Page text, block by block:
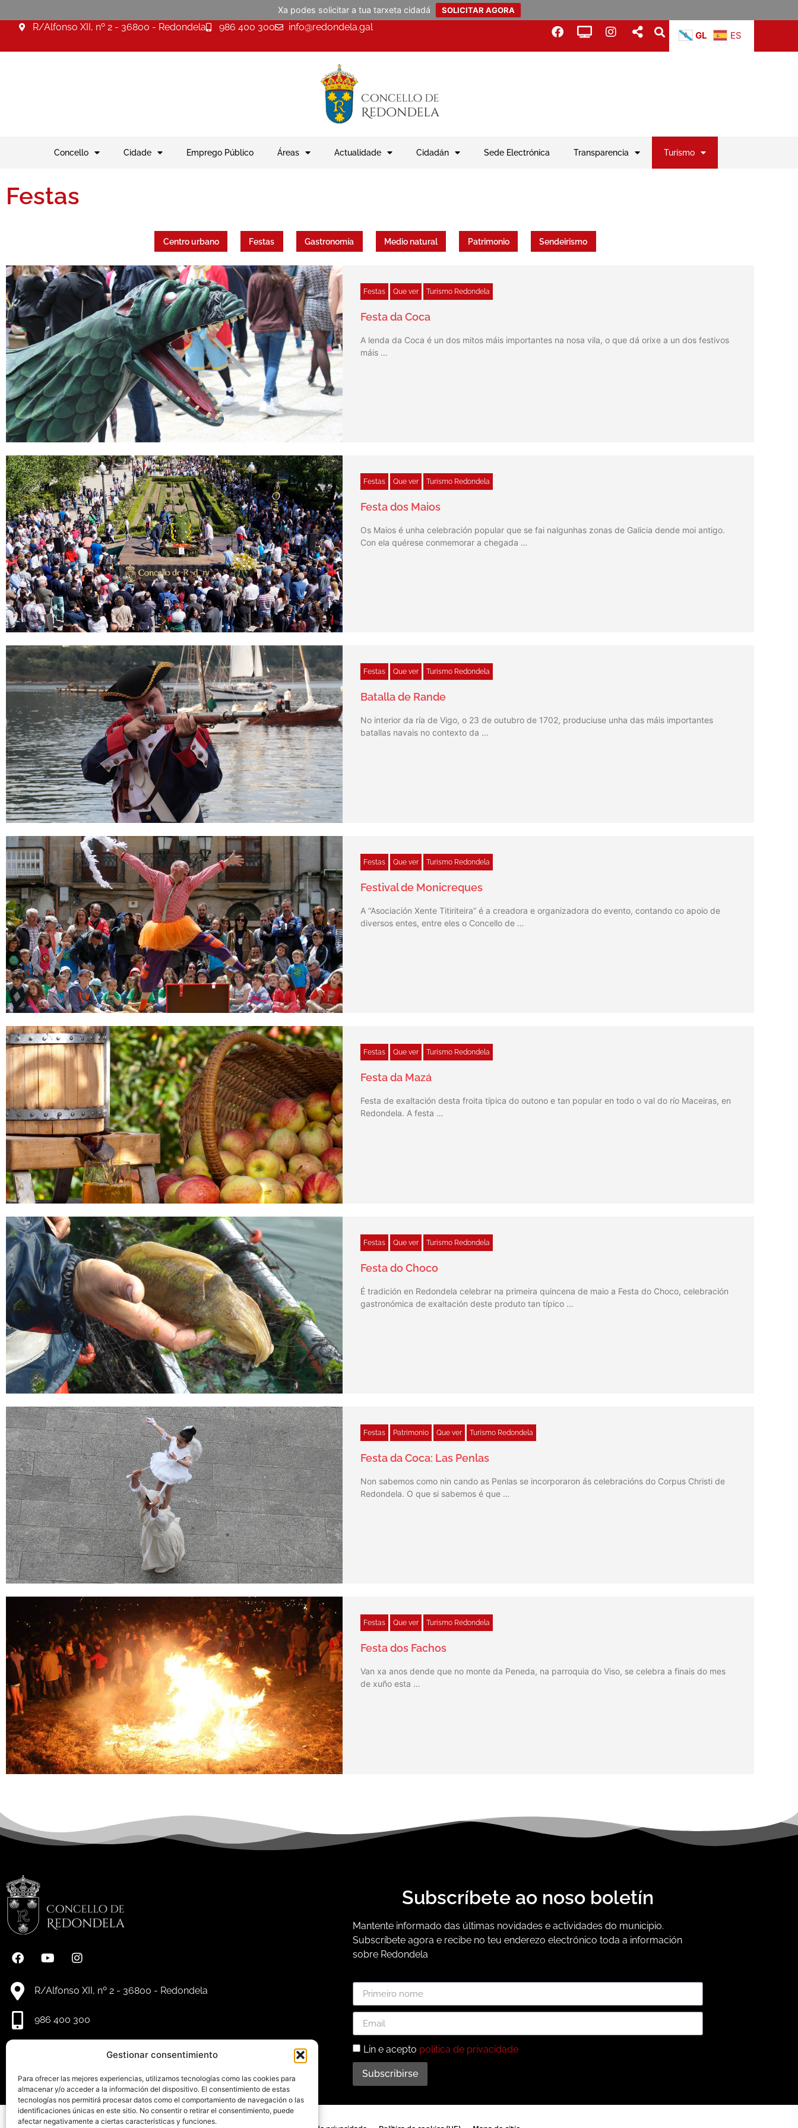
Gestionar consentimiento
Para ofrecer las mejores experiencias, utilizamos tecnologías como las cookies para
almacenar y/o acceder a la información del dispositivo. El consentimiento de estas
tecnologías nos permitirá procesar datos como el comportamiento de navegación o las
identificaciones únicas en este sitio. No consentir o retirar el consentimiento, puede
afectar negativamente a ciertas características y funciones.
Xa podes solicitar a tua tarxeta cidadá SOLICITAR AGORA
R/Alfonso XII, nº 2 - 36800 - Redondela 986 400 300 info@redondela.gal
GL ES
Concello Cidade Emprego Público Áreas Actualidade Cidadán Sede Electrónica Transparencia Turismo
Festas
Centro urbano Festas Gastronomía Medio natural Patrimonio Sendeirismo
Festas Que ver Turismo Redondela
Festa da Coca
A lenda da Coca é un dos mitos máis importantes na nosa vila, o que dá orixe a un dos festivos
máis …
Festas Que ver Turismo Redondela
Festa dos Maios
Os Maios é unha celebración popular que se fai nalgunhas zonas de Galicia dende moi antigo.
Con ela quérese conmemorar a chegada …
Festas Que ver Turismo Redondela
Batalla de Rande
No interior da ría de Vigo, o 23 de outubro de 1702, produciuse unha das máis importantes
batallas navais no contexto da …
Festas Que ver Turismo Redondela
Festival de Monicreques
A “Asociación Xente Titiriteira” é a creadora e organizadora do evento, contando co apoio de
diversos entes, entre eles o Concello de …
Festas Que ver Turismo Redondela
Festa da Mazá
Festa de exaltación desta froita típica do outono e tan popular en todo o val do río Maceiras, en
Redondela. A festa …
Festas Que ver Turismo Redondela
Festa do Choco
É tradición en Redondela celebrar na primeira quincena de maio a Festa do Choco, celebración
gastronómica de exaltación deste produto tan típico …
Festas Patrimonio Que ver Turismo Redondela
Festa da Coca: Las Penlas
Non sabemos como nin cando as Penlas se incorporaron ás celebracións do Corpus Christi de
Redondela. O que si sabemos é que …
Festas Que ver Turismo Redondela
Festa dos Fachos
Van xa anos dende que no monte da Peneda, na parroquia do Viso, se celebra a finais do mes
de xuño esta …
R/Alfonso XII, nº 2 - 36800 - Redondela
986 400 300
info@redondela.gal
Subscríbete ao noso boletín
Mantente informado das últimas novidades e actividades do municipio.
Subscríbete agora e recibe no teu enderezo electrónico toda a información
sobre Redondela
Lin e acepto política de privacidade
Subscribirse